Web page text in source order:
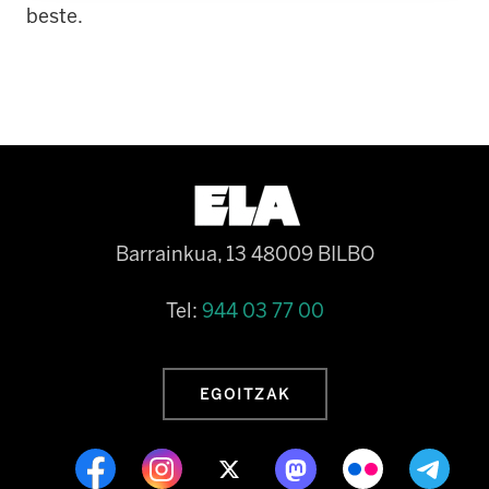
beste.
Barrainkua, 13 48009 BILBO
Tel: 944 03 77 00
EGOITZAK